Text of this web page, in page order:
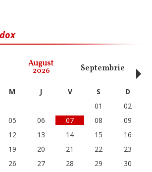
August
2026 Septembrie
M J V S
D
01
02
05 06 07 08
09
12 13 14 15
16
19 20 21 22
23
26 27 28 29
30